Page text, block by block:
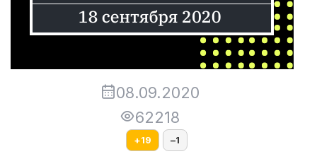
08.09.2020
62218
+19 –1